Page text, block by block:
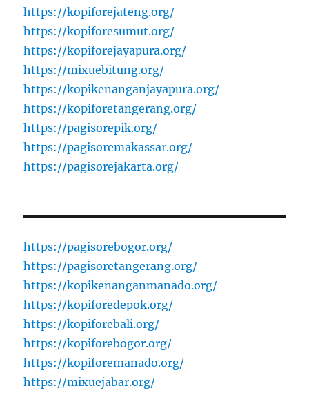
https://kopiforejateng.org/
https://kopiforesumut.org/
https://kopiforejayapura.org/
https://mixuebitung.org/
https://kopikenanganjayapura.org/
https://kopiforetangerang.org/
https://pagisorepik.org/
https://pagisoremakassar.org/
https://pagisorejakarta.org/
https://pagisorebogor.org/
https://pagisoretangerang.org/
https://kopikenanganmanado.org/
https://kopiforedepok.org/
https://kopiforebali.org/
https://kopiforebogor.org/
https://kopiforemanado.org/
https://mixuejabar.org/